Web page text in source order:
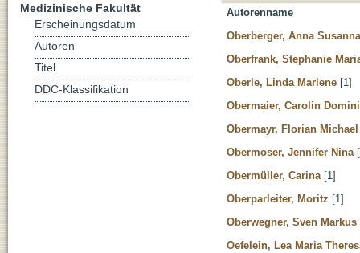
Autorenname
Oberberger, Anna Susanna
Oberfrank, Stephanie
Oberle, Linda Marlene [1]
Obermaier, Carolin
Obermayr, Florian
Obermoser, Jennifer Nina
Obermüller, Carina [1]
Oberparleiter, Moritz [1]
Oberwegner, Sven Markus
Oefelein, Lea Maria
Medizinische Fakultät
Erscheinungsdatum
Autoren
Titel
DDC-Klassifikation